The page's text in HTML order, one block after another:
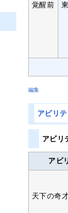
覚醒前
編集
アビリテ
アビリ
アビ
天下の奇